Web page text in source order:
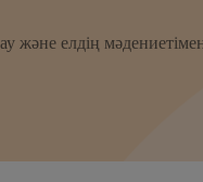
және елдің